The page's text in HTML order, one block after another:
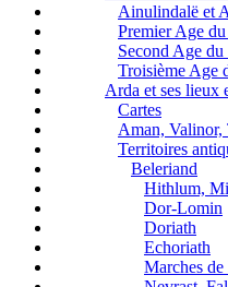
Ainulindalë et
Premier Age
Second Age
Troisième Age
Arda et ses lieux
Cartes
Aman, Valinor,
Territoires
Beleriand
Hithlum,
Dor-Lomin
Doriath
Echoriath
Marches